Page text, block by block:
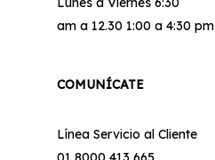
am a 12.30 1:00 a 4:30 pm
COMUNÍCATE
Línea Servicio al Cliente